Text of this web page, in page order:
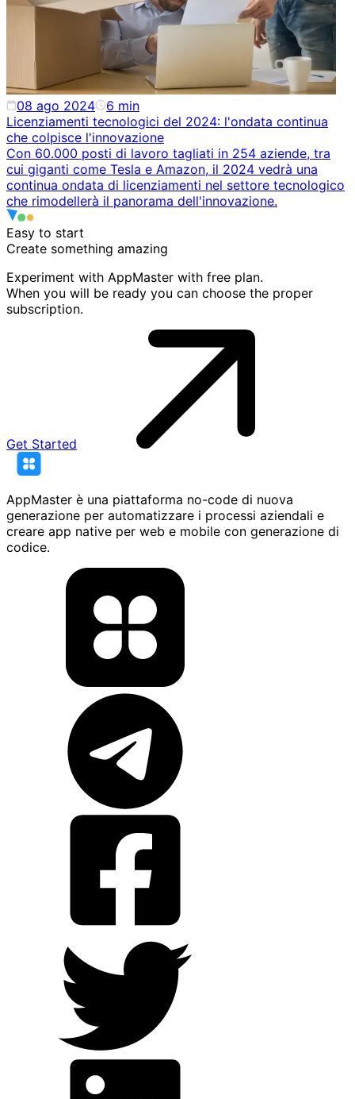
08 ago 2024 6 min
Licenziamenti tecnologici del 2024: l'ondata continua
che colpisce l'innovazione
Con 60.000 posti di lavoro tagliati in 254 aziende, tra
cui giganti come Tesla e Amazon, il 2024 vedrà una
continua ondata di licenziamenti nel settore tecnologico
che rimodellerà il panorama dell'innovazione.
Easy to start
Create something amazing
Experiment with AppMaster with free plan.
When you will be ready you can choose the proper
subscription.
Get Started
AppMaster è una piattaforma no-code di nuova
generazione per automatizzare i processi aziendali e
creare app native per web e mobile con generazione di
codice.